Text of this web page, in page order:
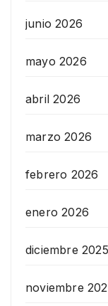
junio 2026
mayo 2026
abril 2026
marzo 2026
febrero 2026
enero 2026
diciembre 2025
noviembre